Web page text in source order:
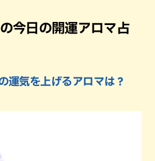
今日の開運アロマ占
運気を上げるアロマは？